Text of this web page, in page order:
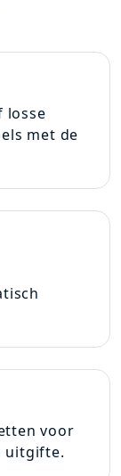
losse
met de
voor
uitgifte.